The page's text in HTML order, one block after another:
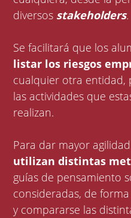
diversos stakeholders.
Se facilitará que los
listar los riesgos
cualquier otra
las actividades que
realizan.
Para dar mayor
utilizan distintas
guías de pensamiento
consideradas, de
y compararse las